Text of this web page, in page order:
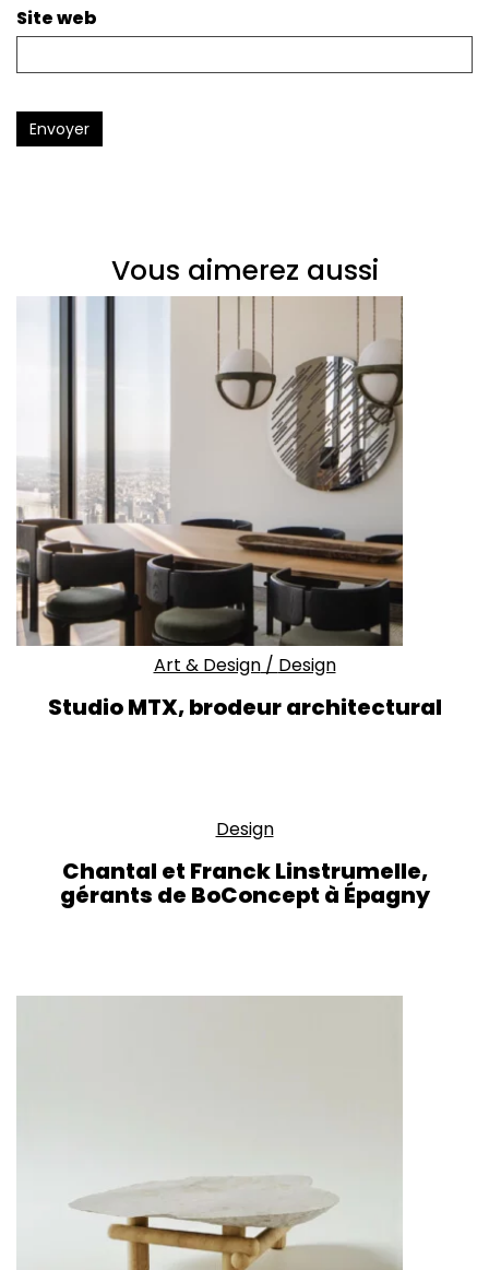
Site web
Envoyer
Vous aimerez aussi
Art & Design/ Design
Studio MTX, brodeur architectural
Design
Chantal et Franck Linstrumelle,
gérants de BoConcept à Épagny